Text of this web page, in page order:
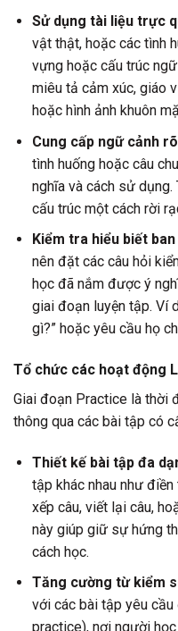
Sử dụng tài liệu trực
vật thật, hoặc các tình
vựng hoặc cấu trúc
miêu tả cảm xúc, giáo
hoặc hình ảnh khuôn
Cung cấp ngữ cảnh
tình huống hoặc câu
nghĩa và cách sử
cấu trúc một cách rời
Kiểm tra hiểu biết
nên đặt các câu hỏi
học đã nắm được ý
giai đoạn luyện tập. Ví
gì?” hoặc yêu cầu họ
Tổ chức các hoạt động
Giai đoạn Practice là thời
thông qua các bài tập có
Thiết kế bài tập đa
tập khác nhau như
xếp câu, viết lại câu,
này giúp giữ sự hứng
cách học.
Tăng cường từ kiểm
với các bài tập yêu
practice), nơi người